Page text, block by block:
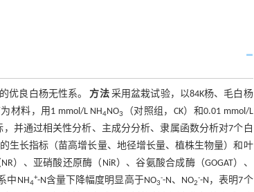
优良白杨无性系。方法采用盆栽试验，以84K杨、毛白杨
材料，用1 mmol/L NH4NO3
（对照组，CK）和0.01 mmol/L
并通过相关性分析、主成分分析、隶属函数分析对7个白
生长指标（苗高增长量、地径增长量、植株生物量）和叶
）、亚硝酸还原酶（NiR）、谷氨酸合成酶（GOGAT）、
中NH4
+-N含量下降幅度明显高于NO3
--N、NO2
--N，表明7个